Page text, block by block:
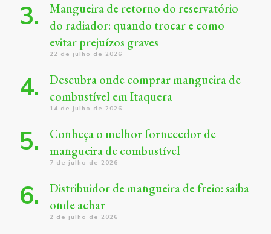
Mangueira de retorno do reservatório
do radiador: quando trocar e como
evitar prejuízos graves
22 de julho de 2026
Descubra onde comprar mangueira de
combustível em Itaquera
14 de julho de 2026
Conheça o melhor fornecedor de
mangueira de combustível
7 de julho de 2026
Distribuidor de mangueira de freio: saiba
onde achar
2 de julho de 2026